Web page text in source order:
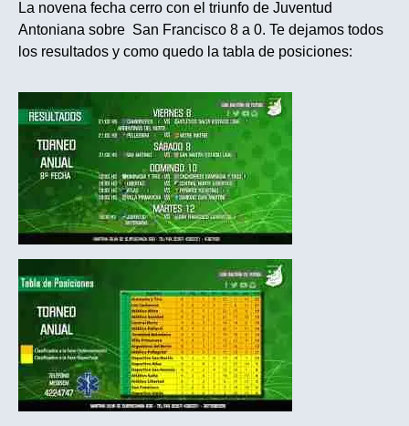
La novena fecha cerro con el triunfo de Juventud
Antoniana sobre San Francisco 8 a 0. Te dejamos todos
los resultados y como quedo la tabla de posiciones: